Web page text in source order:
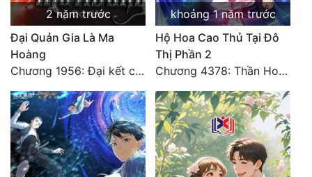
2 năm trước
Đại Quản Gia Là Ma
Hoàng
Chương 1956: Đại kết cục
khoảng 1 năm trước
Hộ Hoa Cao Thủ Tại Đô
Thị Phần 2
Chương 4378: Thần Hoàng Hạ Thiên (Đại kết cục) (03)